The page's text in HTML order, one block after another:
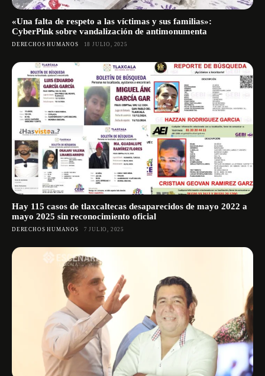
«Una falta de respeto a las víctimas y sus familias»:
CyberPink sobre vandalización de antimonumenta
DERECHOS HUMANOS 18 JULIO, 2025
Hay 115 casos de tlaxcaltecas desaparecidos de mayo 2022 a
mayo 2025 sin reconocimiento oficial
DERECHOS HUMANOS 7 JULIO, 2025